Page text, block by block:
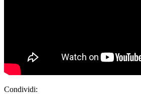
Condividi: